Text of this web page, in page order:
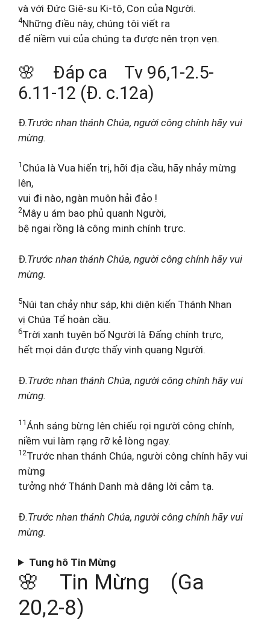
và với Đức Giê-su Ki-tô, Con của Người.
4Những điều này, chúng tôi viết ra
để niềm vui của chúng ta được nên trọn vẹn.
🌸 Đáp ca Tv 96,1-2.5-
6.11-12 (Đ. c.12a)
Đ.Trước nhan thánh Chúa, người công chính hãy vui
mừng.
1 Chúa là Vua hiển trị, hỡi địa cầu, hãy nhảy mừng
lên,
vui đi nào, ngàn muôn hải đảo !
2Mây u ám bao phủ quanh Người,
bệ ngai rồng là công minh chính trực.
Đ.Trước nhan thánh Chúa, người công chính hãy vui
mừng.
5Núi tan chảy như sáp, khi diện kiến Thánh Nhan
vị Chúa Tể hoàn cầu.
6Trời xanh tuyên bố Người là Đấng chính trực,
hết mọi dân được thấy vinh quang Người.
Đ.Trước nhan thánh Chúa, người công chính hãy vui
mừng.
11Ánh sáng bừng lên chiếu rọi người công chính,
niềm vui làm rạng rỡ kẻ lòng ngay.
12Trước nhan thánh Chúa, người công chính hãy vui
mừng
tưởng nhớ Thánh Danh mà dâng lời cảm tạ.
Đ.Trước nhan thánh Chúa, người công chính hãy vui
mừng.
Tung hô Tin Mừng
🌸 Tin Mừng (Ga
20,2-8)